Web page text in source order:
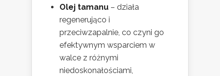
Olej tamanu – działa
regenerująco i
przeciwzapalnie, co czyni go
efektywnym wsparciem w
walce z różnymi
niedoskonałościami,